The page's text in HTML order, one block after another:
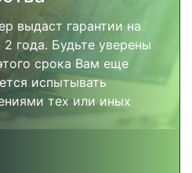
выдаст гарантии на
года. Будьте уверены
срока Вам еще
испытывать
тех или иных